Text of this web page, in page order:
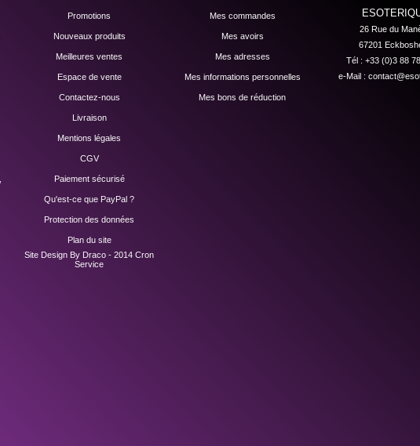
Promotions
Nouveaux produits
Meilleures ventes
Espace de vente
Contactez-nous
Livraison
Mentions légales
CGV
Paiement sécurisé
Qu'est-ce que PayPal ?
Protection des données
Plan du site
Site Design By Draco - 2014 Cron
Service
Mes commandes
Mes avoirs
Mes adresses
Mes informations personnelles
Mes bons de réduction
26 Rue du
67201
Tél : +33 (0)3 88
e-Mail :